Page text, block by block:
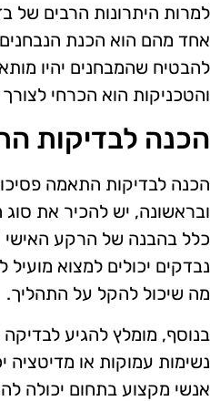
למרות היתרונות הרבים של
אחד מהם הוא הכנת
להבטיח שהמבחנים יהיו
והטכניקות הוא הכרחי
הכנה לבדיקות
הכנה לבדיקות התאמה
ובראשונה, יש להכיר את
כלל בהבנה של הרקע האישי
נבדקים יכולים למצוא
מה שיכול להקל על התהליך.
בנוסף, מומלץ להגיע
נשימות עמוקות או
אנשי מקצוע בתחום יכולה